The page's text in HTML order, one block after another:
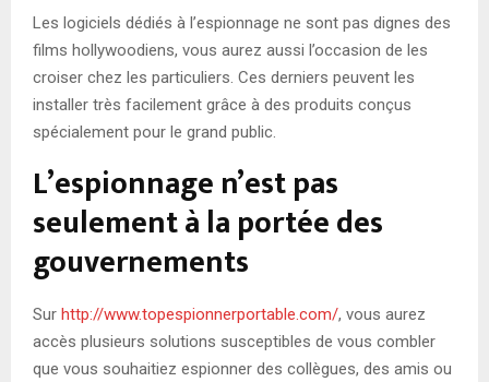
Les logiciels dédiés à l’espionnage ne sont pas dignes des
films hollywoodiens, vous aurez aussi l’occasion de les
croiser chez les particuliers. Ces derniers peuvent les
installer très facilement grâce à des produits conçus
spécialement pour le grand public.
L’espionnage n’est pas
seulement à la portée des
gouvernements
Sur http://www.topespionnerportable.com/, vous aurez
accès plusieurs solutions susceptibles de vous combler
que vous souhaitiez espionner des collègues, des amis ou